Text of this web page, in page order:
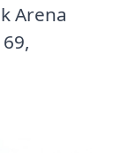
Arena